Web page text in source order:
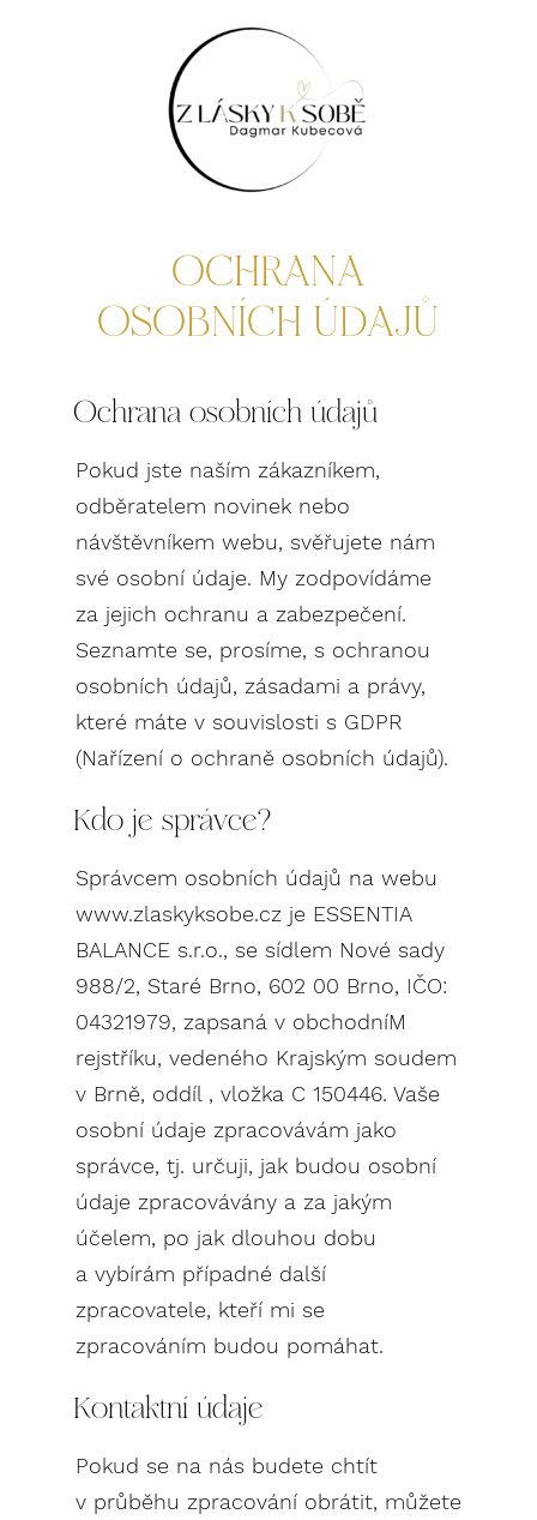
OCHRANA
OSOBNÍCH ÚDAJŮ
Ochrana osobních údajů
Pokud jste naším zákazníkem,
odběratelem novinek nebo
návštěvníkem webu, svěřujete nám
své osobní údaje. My zodpovídáme
za jejich ochranu a zabezpečení.
Seznamte se, prosíme, s ochranou
osobních údajů, zásadami a právy,
které máte v souvislosti s GDPR
(Nařízení o ochraně osobních údajů).
Kdo je správce?
Správcem osobních údajů na webu
www.zlaskyksobe.cz je ESSENTIA
BALANCE s.r.o., se sídlem Nové sady
988/2, Staré Brno, 602 00 Brno, IČO:
04321979, zapsaná v obchodníM
rejstříku, vedeného Krajským soudem
v Brně, oddíl , vložka C 150446. Vaše
osobní údaje zpracovávám jako
správce, tj. určuji, jak budou osobní
údaje zpracovávány a za jakým
účelem, po jak dlouhou dobu
a vybírám případné další
zpracovatele, kteří mi se
zpracováním budou pomáhat.
Kontaktní údaje
Pokud se na nás budete chtít
v průběhu zpracování obrátit, můžete